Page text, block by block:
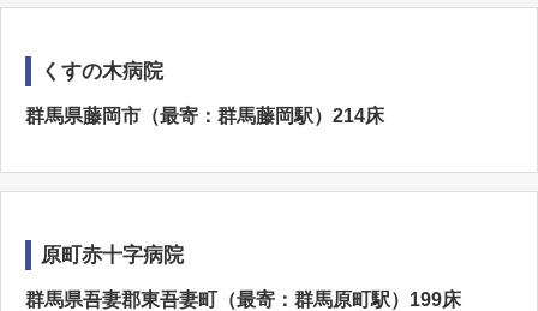
くすの木病院
群馬県藤岡市（最寄：群馬藤岡駅）214床
原町赤十字病院
群馬県吾妻郡東吾妻町（最寄：群馬原町駅）199床